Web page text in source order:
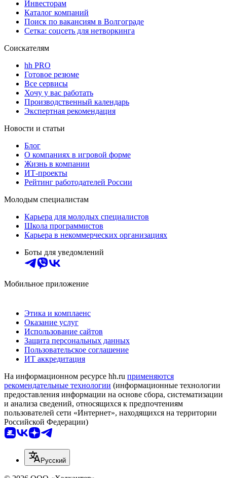
Инвесторам
Каталог компаний
Поиск по вакансиям в Волгограде
Сетка: соцсеть для нетворкинга
Соискателям
hh PRO
Готовое резюме
Все сервисы
Хочу у вас работать
Производственный календарь
Экспертная рекомендация
Новости и статьи
Блог
О компаниях в игровой форме
Жизнь в компании
ИТ-проекты
Рейтинг работодателей России
Молодым специалистам
Карьера для молодых специалистов
Школа программистов
Карьера в некоммерческих организациях
Боты для уведомлений
Мобильное приложение
Этика и комплаенс
Оказание услуг
Использование сайтов
Защита персональных данных
Пользовательское соглашение
ИТ аккредитация
На информационном ресурсе hh.ru применяются
рекомендательные технологии (информационные технологии
предоставления информации на основе сбора, систематизации
и анализа сведений, относящихся к предпочтениям
пользователей сети «Интернет», находящихся на территории
Российской Федерации)
Русский